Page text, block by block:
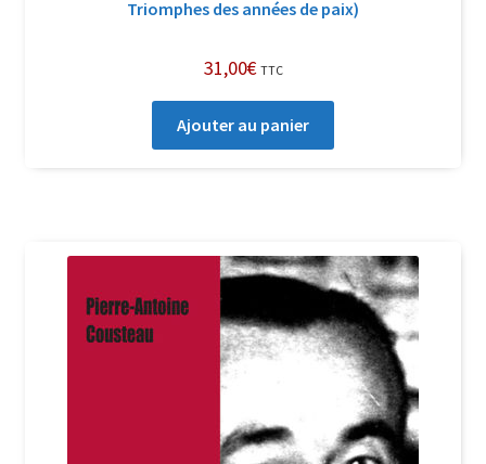
Triomphes des années de paix)
31,00€ TTC
Ajouter au panier